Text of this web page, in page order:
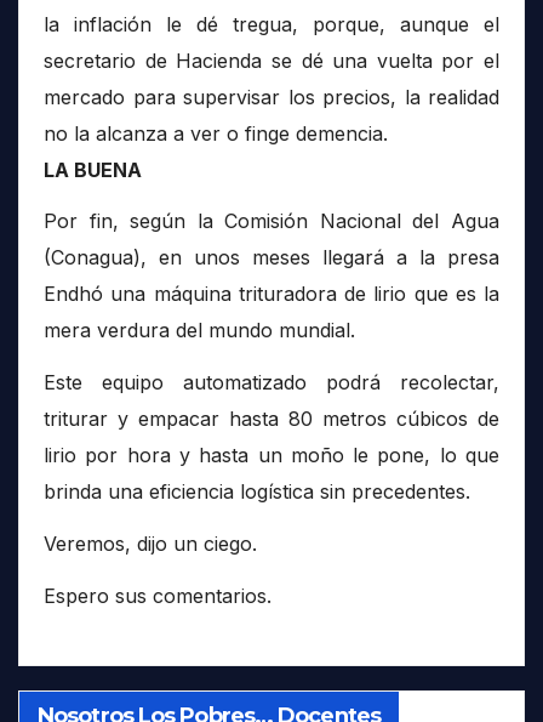
la inflación le dé tregua, porque, aunque el
secretario de Hacienda se dé una vuelta por el
mercado para supervisar los precios, la realidad
no la alcanza a ver o finge demencia.
LA BUENA
Por fin, según la Comisión Nacional del Agua
(Conagua), en unos meses llegará a la presa
Endhó una máquina trituradora de lirio que es la
mera verdura del mundo mundial.
Este equipo automatizado podrá recolectar,
triturar y empacar hasta 80 metros cúbicos de
lirio por hora y hasta un moño le pone, lo que
brinda una eficiencia logística sin precedentes.
Veremos, dijo un ciego.
Espero sus comentarios.
Nosotros Los Pobres… Docentes